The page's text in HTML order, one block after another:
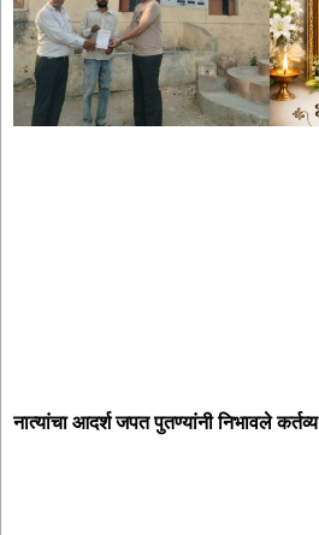
नात्यांचा आदर्श जपत पुतण्यांनी निभावले कर्तव्य